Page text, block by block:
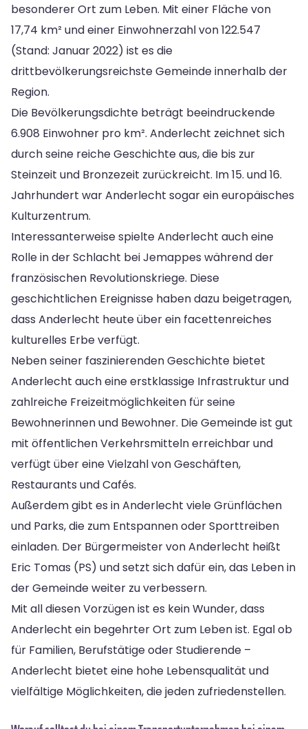
besonderer Ort zum Leben. Mit einer Fläche von
17,74 km² und einer Einwohnerzahl von 122.547
(Stand: Januar 2022) ist es die
drittbevölkerungsreichste Gemeinde innerhalb der
Region.
Die Bevölkerungsdichte beträgt beeindruckende
6.908 Einwohner pro km². Anderlecht zeichnet sich
durch seine reiche Geschichte aus, die bis zur
Steinzeit und Bronzezeit zurückreicht. Im 15. und 16.
Jahrhundert war Anderlecht sogar ein europäisches
Kulturzentrum.
Interessanterweise spielte Anderlecht auch eine
Rolle in der Schlacht bei Jemappes während der
französischen Revolutionskriege. Diese
geschichtlichen Ereignisse haben dazu beigetragen,
dass Anderlecht heute über ein facettenreiches
kulturelles Erbe verfügt.
Neben seiner faszinierenden Geschichte bietet
Anderlecht auch eine erstklassige Infrastruktur und
zahlreiche Freizeitmöglichkeiten für seine
Bewohnerinnen und Bewohner. Die Gemeinde ist gut
mit öffentlichen Verkehrsmitteln erreichbar und
verfügt über eine Vielzahl von Geschäften,
Restaurants und Cafés.
Außerdem gibt es in Anderlecht viele Grünflächen
und Parks, die zum Entspannen oder Sporttreiben
einladen. Der Bürgermeister von Anderlecht heißt
Eric Tomas (PS) und setzt sich dafür ein, das Leben in
der Gemeinde weiter zu verbessern.
Mit all diesen Vorzügen ist es kein Wunder, dass
Anderlecht ein begehrter Ort zum Leben ist. Egal ob
für Familien, Berufstätige oder Studierende –
Anderlecht bietet eine hohe Lebensqualität und
vielfältige Möglichkeiten, die jeden zufriedenstellen.